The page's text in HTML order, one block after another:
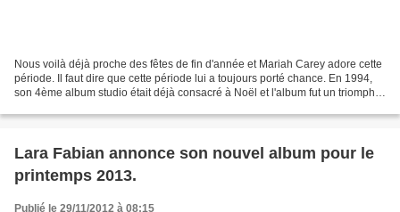
Nous voilà déjà proche des fêtes de fin d'année et Mariah Carey adore cette
période. Il faut dire que cette période lui a toujours porté chance. En 1994,
son 4ème album studio était déjà consacré à Noël et l'album fut un triomphe,
Lara Fabian annonce son nouvel album pour le
printemps 2013.
Publié le 29/11/2012 à 08:15